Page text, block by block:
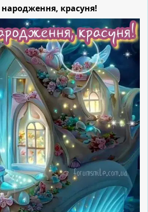
красуня!